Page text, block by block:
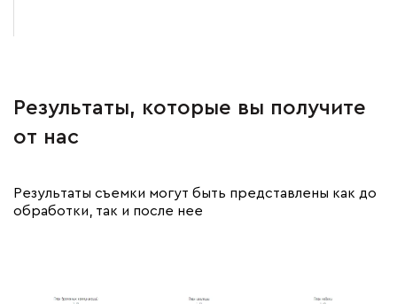
Результаты, которые вы получите
от нас
Результаты съемки могут быть представлены как до
обработки, так и после нее